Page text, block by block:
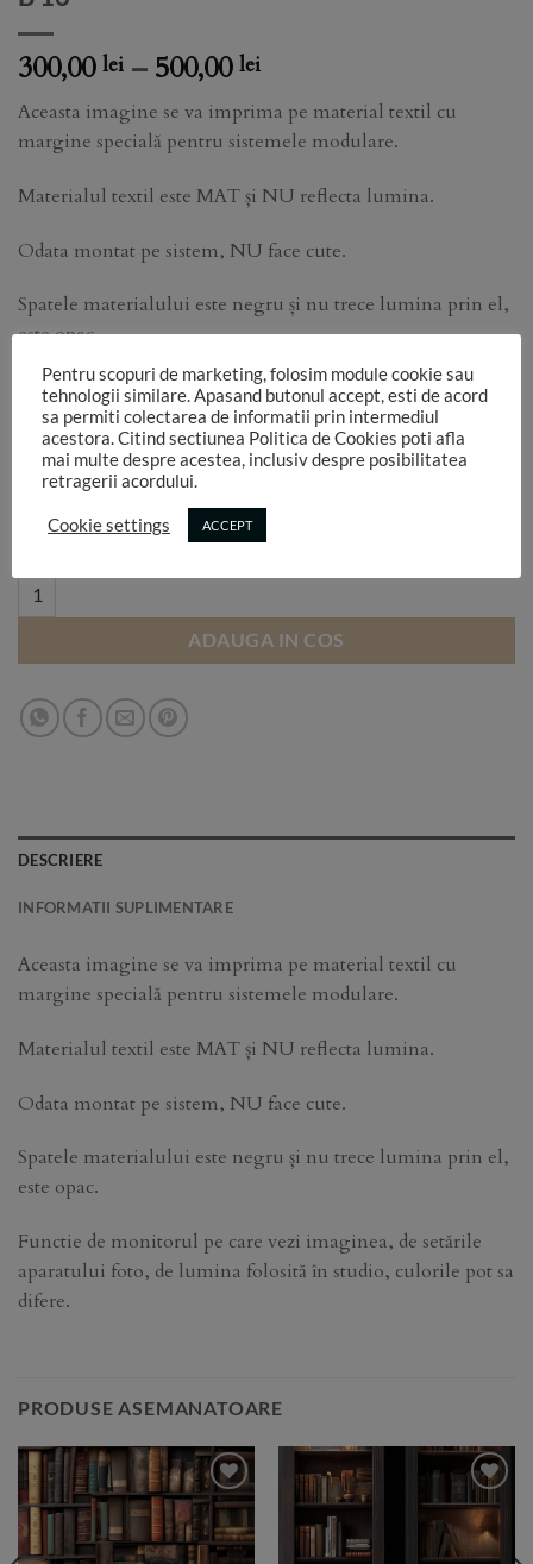
300,00 lei – 500,00 leiPrice
300,00 lei
through
500,00 lei
Aceasta imagine se va imprima pe material textil cu
margine specială pentru sistemele modulare.
Materialul textil este MAT și NU reflecta lumina.
Odata montat pe sistem, NU face cute.
Spatele materialului este negru și nu trece lumina prin el,
este opac.
Functie de monitorul pe care vezi imaginea, de setările
aparatului foto, de lumina folosită în studio, culorile pot sa
difere.
Selectează dimensiunea:
B 16 quantity
ADAUGA IN COS
DESCRIERE
INFORMATII SUPLIMENTARE
Aceasta imagine se va imprima pe material textil cu
margine specială pentru sistemele modulare.
Materialul textil este MAT și NU reflecta lumina.
Odata montat pe sistem, NU face cute.
Spatele materialului este negru și nu trece lumina prin el,
este opac.
Functie de monitorul pe care vezi imaginea, de setările
aparatului foto, de lumina folosită în studio, culorile pot sa
difere.
PRODUSE ASEMANATOARE
Add to
Wishlist
Add to
Wishlist
Pentru scopuri de marketing, folosim module cookie sau
tehnologii similare. Apasand butonul accept, esti de acord
sa permiti colectarea de informatii prin intermediul
acestora. Citind sectiunea Politica de Cookies poti afla
mai multe despre acestea, inclusiv despre posibilitatea
retragerii acordului.
Cookie settings ACCEPT